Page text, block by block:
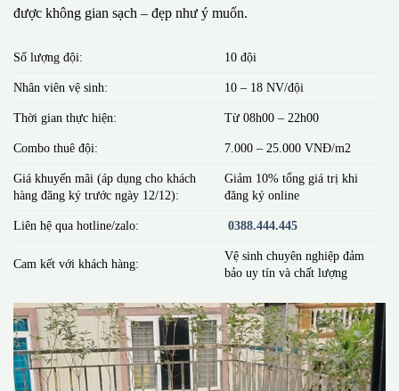
được không gian sạch – đẹp như ý muốn.
Số lượng đội: 10 đội
Nhân viên vệ sinh: 10 – 18 NV/đội
Thời gian thực hiện: Từ 08h00 – 22h00
Combo thuê đội: 7.000 – 25.000 VNĐ/m2
Giá khuyến mãi (áp dụng cho khách
hàng đăng ký trước ngày 12/12):
Giảm 10% tổng giá trị khi
đăng ký online
Liên hệ qua hotline/zalo: 0388.444.445
Cam kết với khách hàng:
Vệ sinh chuyên nghiệp đảm
bảo uy tín và chất lượng